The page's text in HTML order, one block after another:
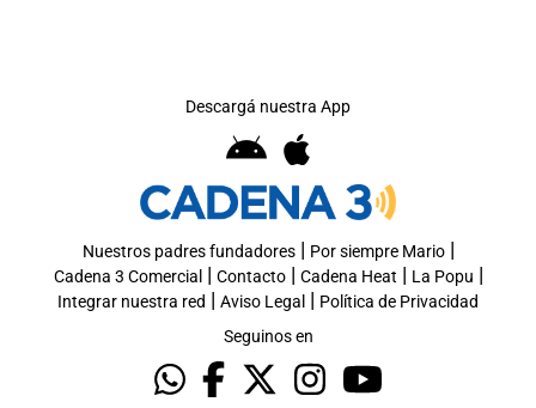
Descargá nuestra App
Nuestros padres fundadores| Por siempre Mario|
Cadena 3 Comercial | Contacto| Cadena Heat | La Popu |
Integrar nuestra red | Aviso Legal | Política de Privacidad
Seguinos en